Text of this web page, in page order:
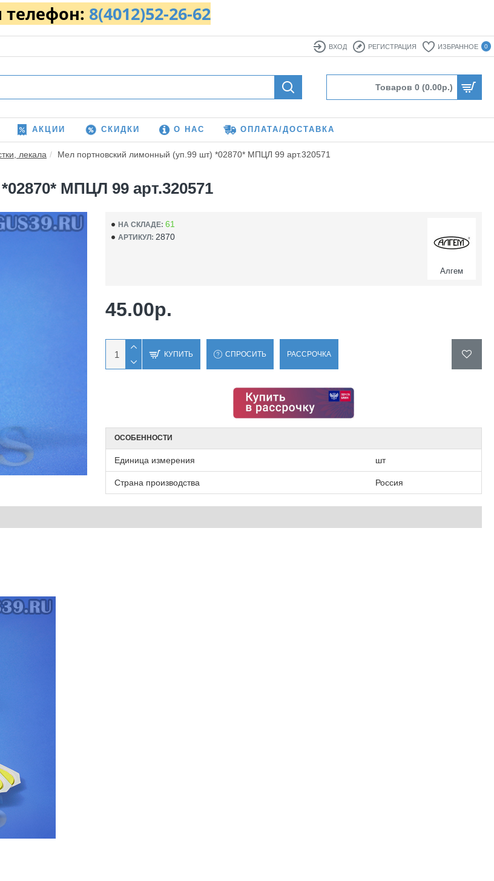
8(4012)52-26-62
ВХОД РЕГИСТРАЦИЯ ИЗБРАННОЕ 0
Товаров 0 (0.00р.)
АКЦИИ СКИДКИ О НАС ОПЛАТА/ДОСТАВКА
лекала Мел портновский лимонный (уп.99 шт) *02870* МПЦЛ 99 арт.320571
МПЦЛ 99 арт.320571
НА СКЛАДЕ: 61
АРТИКУЛ: 2870
Алгем
45.00р.
КУПИТЬ СПРОСИТЬ РАССРОЧКА
ОСОБЕННОСТИ
Единица измерения шт
Страна производства Россия